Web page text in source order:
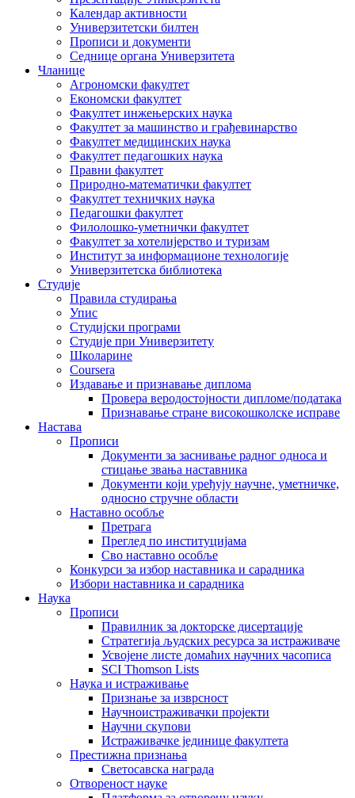
Календар активности
Универзитетски билтен
Прописи и документи
Седнице органа Универзитета
Чланице
Агрономски факултет
Економски факултет
Факултет инжењерских наука
Факултет за машинство и грађевинарство
Факултет медицинских наука
Факултет педагошких наука
Правни факултет
Природно-математички факултет
Факултет техничких наука
Педагошки факултет
Филолошко-уметнички факултет
Факултет за хотелијерство и туризам
Институт за информационе технологије
Универзитетска библиотека
Студије
Правила студирања
Упис
Студијски програми
Студије при Универзитету
Школарине
Coursera
Издавање и признавање диплома
Провера веродостојности дипломе/података
Признавање стране високошколске исправе
Настава
Прописи
Документи за заснивање радног односа и
стицање звања наставника
Документи који уређују научне, уметничке,
односно стручне области
Наставно особље
Претрага
Преглед по институцијама
Сво наставно особље
Конкурси за избор наставника и сарадника
Избори наставника и сарадника
Наука
Прописи
Правилник за докторске дисертације
Стратегија људских ресурса за истраживаче
Усвојене листе домаћих научних часописа
SCI Thomson Lists
Наука и истраживање
Признање за изврсност
Научноистраживачки пројекти
Научни скупови
Истраживачке јединице факултета
Престижна признања
Светосавска награда
Отвореност науке